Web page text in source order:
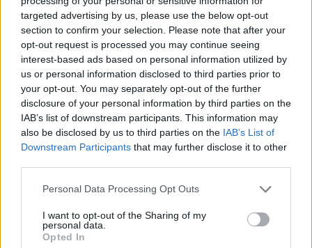
targeted advertising by us, please use the below opt-out
section to confirm your selection. Please note that after your
opt-out request is processed you may continue seeing
interest-based ads based on personal information utilized by
us or personal information disclosed to third parties prior to
your opt-out. You may separately opt-out of the further
disclosure of your personal information by third parties on the
IAB’s list of downstream participants. This information may
also be disclosed by us to third parties on the IAB’s List of
Downstream Participants that may further disclose it to other
Personal Data Processing Opt Outs
I want to opt-out of the Sharing of my
personal data.
Opted In
Level: 8
Lösung:GOOD LUCK CHUCK
(30stimmen, durchschnitt: 3,00von 5)
Geben Sie Ihre Quiz-Nummer: